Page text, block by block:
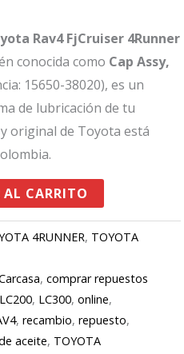
Rav4 FjCruiser 4Runner
conocida como Cap Assy,
15650-38020), es un
de lubricación de tu
original de Toyota está
CARRITO
4RUNNER, TOYOTA
,comprar repuestos
LC200, LC300,online,
,recambio,repuesto,
aceite, TOYOTA